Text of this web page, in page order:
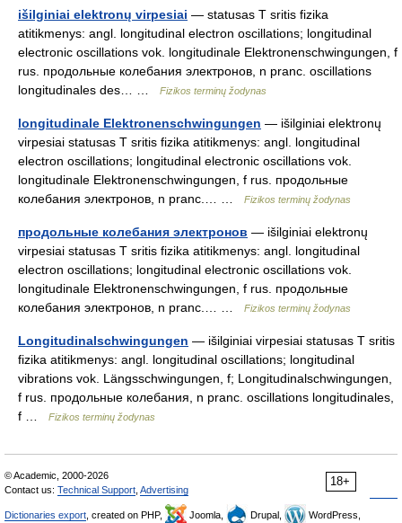
išilginiai elektronų virpesiai — statusas T sritis fizika
atitikmenys: angl. longitudinal electron oscillations; longitudinal
electronic oscillations vok. longitudinale Elektronenschwingungen, f
rus. продольные колебания электронов, n pranc. oscillations
longitudinales des… …
Fizikos terminų žodynas
longitudinale Elektronenschwingungen — išilginiai elektronų
virpesiai statusas T sritis fizika atitikmenys: angl. longitudinal
electron oscillations; longitudinal electronic oscillations vok.
longitudinale Elektronenschwingungen, f rus. продольные
колебания электронов, n pranc.… …
Fizikos terminų žodynas
продольные колебания электронов — išilginiai elektronų
virpesiai statusas T sritis fizika atitikmenys: angl. longitudinal
electron oscillations; longitudinal electronic oscillations vok.
longitudinale Elektronenschwingungen, f rus. продольные
колебания электронов, n pranc.… …
Fizikos terminų žodynas
Longitudinalschwingungen — išilginiai virpesiai statusas T sritis
fizika atitikmenys: angl. longitudinal oscillations; longitudinal
vibrations vok. Längsschwingungen, f; Longitudinalschwingungen,
f rus. продольные колебания, n pranc. oscillations longitudinales,
f …
Fizikos terminų žodynas
18+
© Academic, 2000-2026
Contact us: Technical Support Advertising
Dictionaries export , created on PHP, Joomla, Drupal, WordPress,